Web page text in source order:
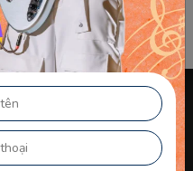
Sư – Giảng Viên